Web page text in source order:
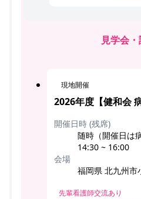
見学会
現地開催
2026年度【健和会
開催日時 (残席)
随時（開催日は
14:30 ~ 16:00
会場
福岡県 北九州市
先輩看護師交流あり